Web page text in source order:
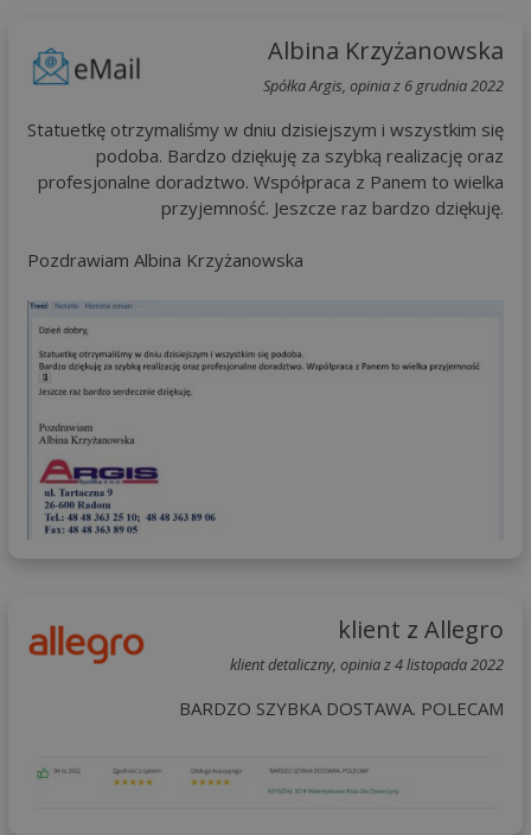
Albina Krzyżanowska
Spółka Argis, opinia z 6 grudnia 2022
Statuetkę otrzymaliśmy w dniu dzisiejszym i wszystkim się
podoba. Bardzo dziękuję za szybką realizację oraz
profesjonalne doradztwo. Współpraca z Panem to wielka
przyjemność. Jeszcze raz bardzo dziękuję.
Pozdrawiam Albina Krzyżanowska
klient z Allegro
klient detaliczny, opinia z 4 listopada 2022
BARDZO SZYBKA DOSTAWA. POLECAM